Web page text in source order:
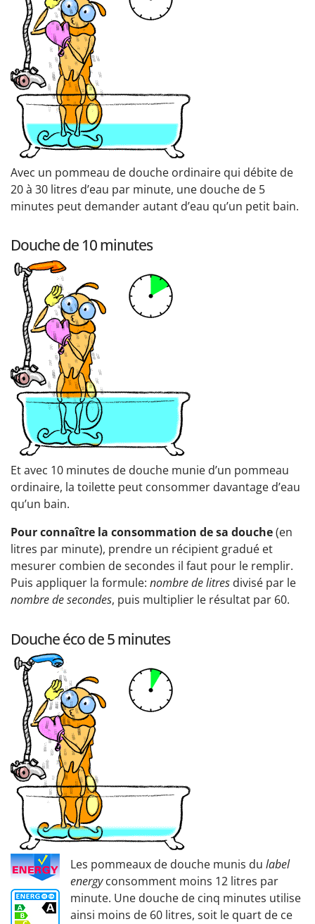
Avec un pommeau de douche ordinaire qui débite de
20 à 30 litres d’eau par minute, une douche de 5
minutes peut demander autant d’eau qu’un petit bain.
Douche de 10 minutes
Et avec 10 minutes de douche munie d’un pommeau
ordinaire, la toilette peut consommer davantage d’eau
qu’un bain.
Pour connaître la consommation de sa douche(en
litres par minute), prendre un récipient gradué et
mesurer combien de secondes il faut pour le remplir.
Puis appliquer la formule: nombre de litres divisé par le
nombre de secondes, puis multiplier le résultat par 60.
Douche éco de 5 minutes
Les pommeaux de douche munis du label
energyconsomment moins 12 litres par
minute. Une douche de cinq minutes utilise
ainsi moins de 60 litres, soit le quart de ce